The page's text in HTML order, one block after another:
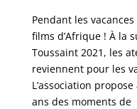
Pendant les
films d’Afrique ! À la
Toussaint 2021, les
reviennent pour les
L’association
ans des moments de